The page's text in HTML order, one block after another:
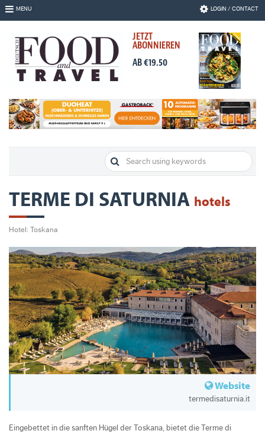
Skip
Content
MENU LOGIN / CONTACT
JETZT
ABONNIEREN
AB €19.50
TERME DI SATURNIA hotels
Hotel: Toskana
Website
termedisaturnia.it
Eingebettet in die sanften Hügel der Toskana, bietet die Terme di